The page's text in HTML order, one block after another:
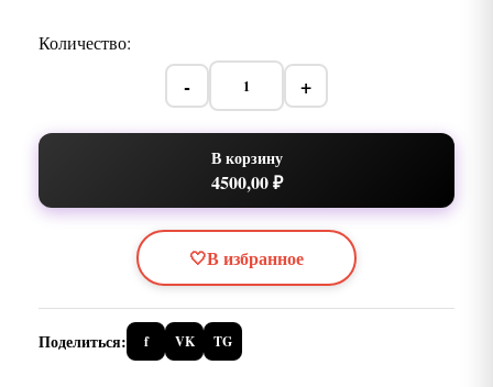
Количество:
- +
В корзину
4500,00 ₽
🤍В избранное
Поделиться: f VK TG